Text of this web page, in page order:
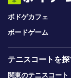
ボドゲカフェ
ボードゲーム
テニスコートを
関東のテニスコート